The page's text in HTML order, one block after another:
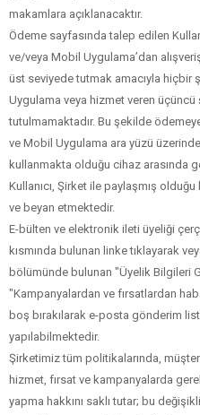
makamlara açıklanacaktır.
Ödeme sayfasında talep edilen
ve/veya Mobil Uygulama’dan
üst seviyede tutmak amacıyla hiçbir
Uygulama veya hizmet veren üçüncü
tutulmamaktadır. Bu şekilde
ve Mobil Uygulama ara yüzü
kullanmakta olduğu cihaz arasında
Kullanıcı, Şirket ile paylaşmış
ve beyan etmektedir.
E-bülten ve elektronik ileti üyeliği
kısmında bulunan linke tıklayarak
bölümünde bulunan "Üyelik Bilgileri
"Kampanyalardan ve fırsatlardan
boş bırakılarak e-posta gönderim
yapılabilmektedir.
Şirketimiz tüm politikalarında, müşteri
hizmet, fırsat ve kampanyalarda
yapma hakkını saklı tutar; bu